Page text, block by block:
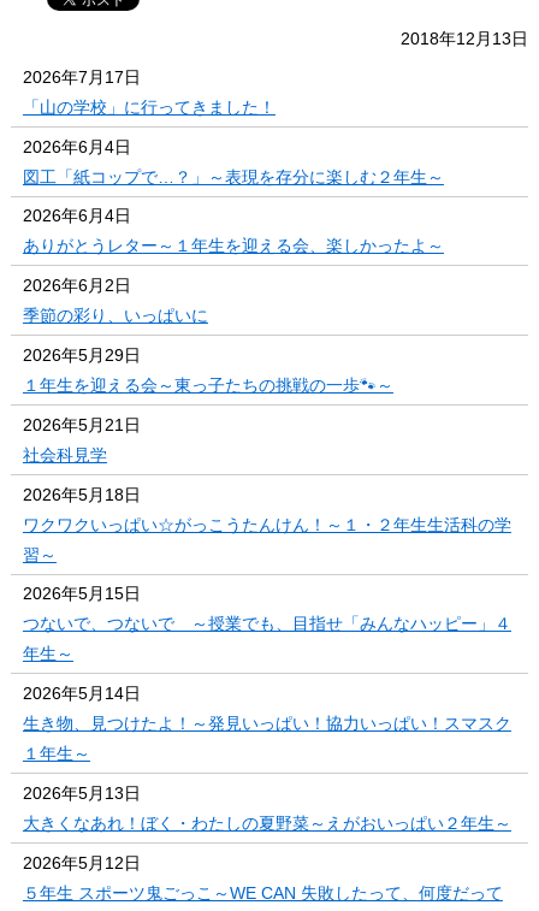
2018年12月13日
2026年7月17日
「山の学校」に行ってきました！
2026年6月4日
図工「紙コップで…？」～表現を存分に楽しむ２年生～
2026年6月4日
ありがとうレター～１年生を迎える会、楽しかったよ～
2026年6月2日
季節の彩り、いっぱいに
2026年5月29日
１年生を迎える会～東っ子たちの挑戦の一歩🐾～
2026年5月21日
社会科見学
2026年5月18日
ワクワクいっぱい☆がっこうたんけん！～１・２年生生活科の学
習～
2026年5月15日
つないで、つないで ～授業でも、目指せ「みんなハッピー」４
年生～
2026年5月14日
生き物、見つけたよ！～発見いっぱい！協力いっぱい！スマスク
１年生～
2026年5月13日
大きくなあれ！ぼく・わたしの夏野菜～えがおいっぱい２年生～
2026年5月12日
５年生 スポーツ鬼ごっこ～WE CAN 失敗したって、何度だって